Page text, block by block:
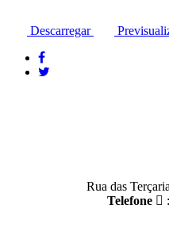
Descarregar
Rua das
Telefone